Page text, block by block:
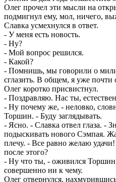
Олег прочел эти мысли на
подмигнул ему, мол, ничего,
Славка усмехнулся в ответ.
- У меня есть новость.
- Ну?
- Мой вопрос решился.
- Какой?
- Помнишь, мы говорили о
сглазить. В общем, я уже
Олег коротко присвистнул.
- Поздравляю. Нас ты,
- Ну почему же, - неловко,
Торшин. - Буду заглядывать.
- Ясно. - Славка отвел глаза. -
подыскивать нового Сэмпая.
плечу. - Все равно желаю
после этого?
- Ну что ты, - оживился Торшин,
совершенно ни к чему.
Олег отвернулся,